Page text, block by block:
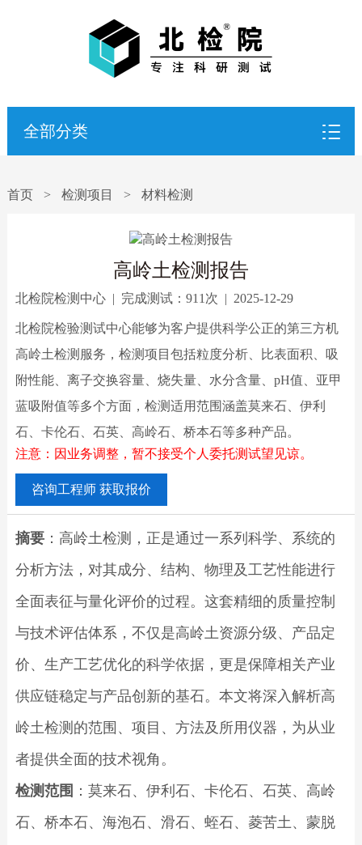
全部分类
首页 > 检测项目 > 材料检测
高岭土检测报告
北检院检测中心| 完成测试： 911次 | 2025-12-29
北检院检验测试中心能够为客户提供科学公正的第三方机
高岭土检测服务，检测项目包括粒度分析、比表面积、吸
附性能、离子交换容量、烧失量、水分含量、pH值、亚甲
蓝吸附值等多个方面，检测适用范围涵盖莫来石、伊利
石、卡伦石、石英、高岭石、桥本石等多种产品。
注意：因业务调整，暂不接受个人委托测试望见谅。
咨询工程师 获取报价
摘要：高岭土检测，正是通过一系列科学、系统的
分析方法，对其成分、结构、物理及工艺性能进行
全面表征与量化评价的过程。这套精细的质量控制
与技术评估体系，不仅是高岭土资源分级、产品定
价、生产工艺优化的科学依据，更是保障相关产业
供应链稳定与产品创新的基石。本文将深入解析高
岭土检测的范围、项目、方法及所用仪器，为从业
者提供全面的技术视角。
检测范围 ：莫来石、伊利石、卡伦石、石英、高岭
石、桥本石、海泡石、滑石、蛭石、菱苦土、蒙脱